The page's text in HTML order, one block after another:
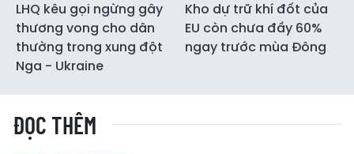
LHQ kêu gọi ngừng gây
thương vong cho dân
thường trong xung đột
Nga - Ukraine
Kho dự trữ khí đốt của
EU còn chưa đầy 60%
ngay trước mùa Đông
ĐỌC THÊM